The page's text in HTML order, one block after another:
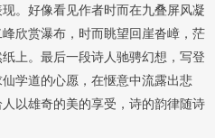
。好像看见作者时而在九叠屏风凝
欣赏瀑布，时而眺望回崖沓嶂，茫
上。最后一段诗人驰骋幻想，写登
学道的心愿，在惬意中流露出悲
以雄奇的美的享受，诗的韵律随诗